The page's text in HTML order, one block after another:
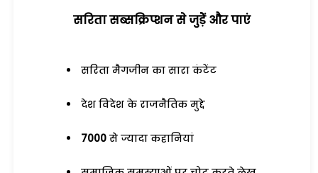
सरिता सब्सक्रिप्शन से जुड़ेें और पाएं
सरिता मैगजीन का सारा कंटेंट
देश विदेश के राजनैतिक मुद्दे
7000 से ज्यादा कहानियां